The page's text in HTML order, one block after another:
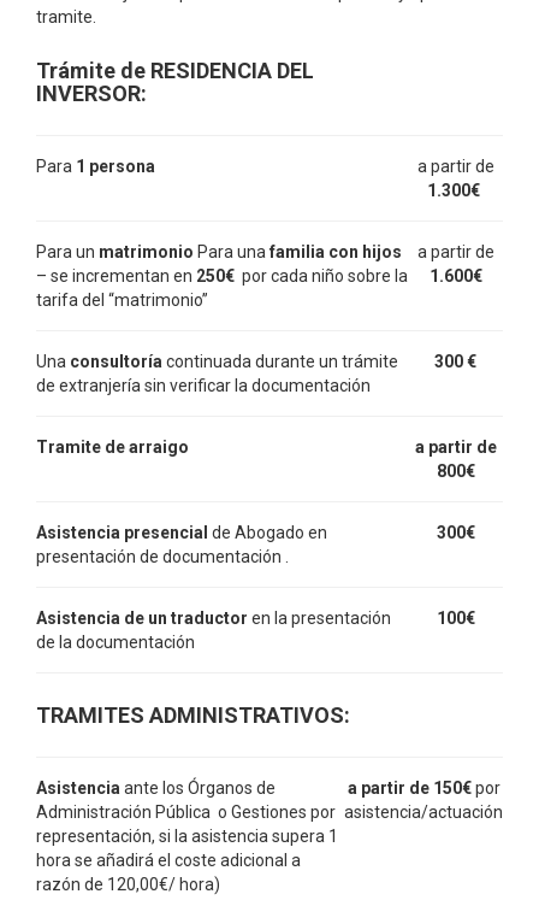
tramite.
Trámite de RESIDENCIA DEL
INVERSOR:
Para 1 persona
a partir de
1.300€
Para un matrimonio Para una familia con hijos
– se incrementan en 250€ por cada niño sobre la
tarifa del “matrimonio”
a partir de
1.600€
Una consultoría continuada durante un trámite
de extranjería sin verificar la documentación
300€
Tramite de arraigo
a partir de
800€
Asistencia presencial de Abogado en
presentación de documentación .
300€
Asistencia de un traductor en la presentación
de la documentación
100€
TRAMITES ADMINISTRATIVOS:
Asistencia ante los Órganos de
Administración Pública o Gestiones por
representación, si la asistencia supera 1
hora se añadirá el coste adicional a
razón de 120,00€/ hora)
a partir de 150€por
asistencia/actuación